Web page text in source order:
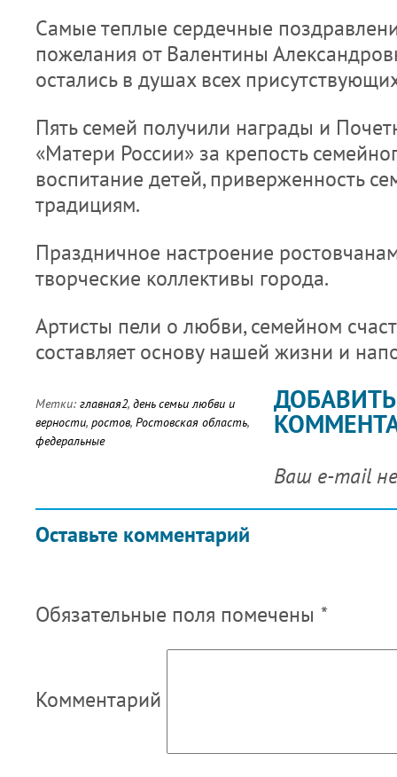
Самые теплые сердечные
пожелания от Валентины
остались в душах всех
Пять семей получили награды и
«Матери России» за крепость
воспитание детей, приверженность
традициям.
Праздничное настроение
творческие коллективы города.
Артисты пели о любви, семейном
составляет основу нашей жизни и
Метки: главная2, день семьи любви и
верности, ростов, Ростовская область,
федеральные
Оставьте комментарий
ДОБАВИТЬ
Ваш e-mail
Обязательные поля помечены *
Комментарий